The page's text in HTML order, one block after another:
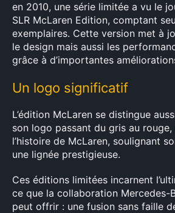
en 2010, une série limitée a vu le
SLR McLaren Edition, comptant
exemplaires. Cette version met à
le design mais aussi les
grâce à d’importantes
Un logo significatif
L’édition McLaren se distingue
son logo passant du gris au rouge,
l’histoire de McLaren, soulignant
une lignée prestigieuse.
Ces éditions limitées incarnent
ce que la collaboration Mercedes-
peut offrir : une fusion sans faille